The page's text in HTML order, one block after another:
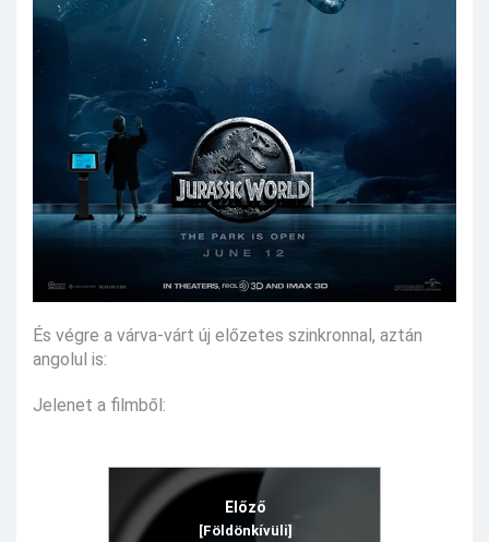
És végre a várva-várt új előzetes szinkronnal, aztán
angolul is:
Jelenet a filmből:
Előző
[Földönkívüli]